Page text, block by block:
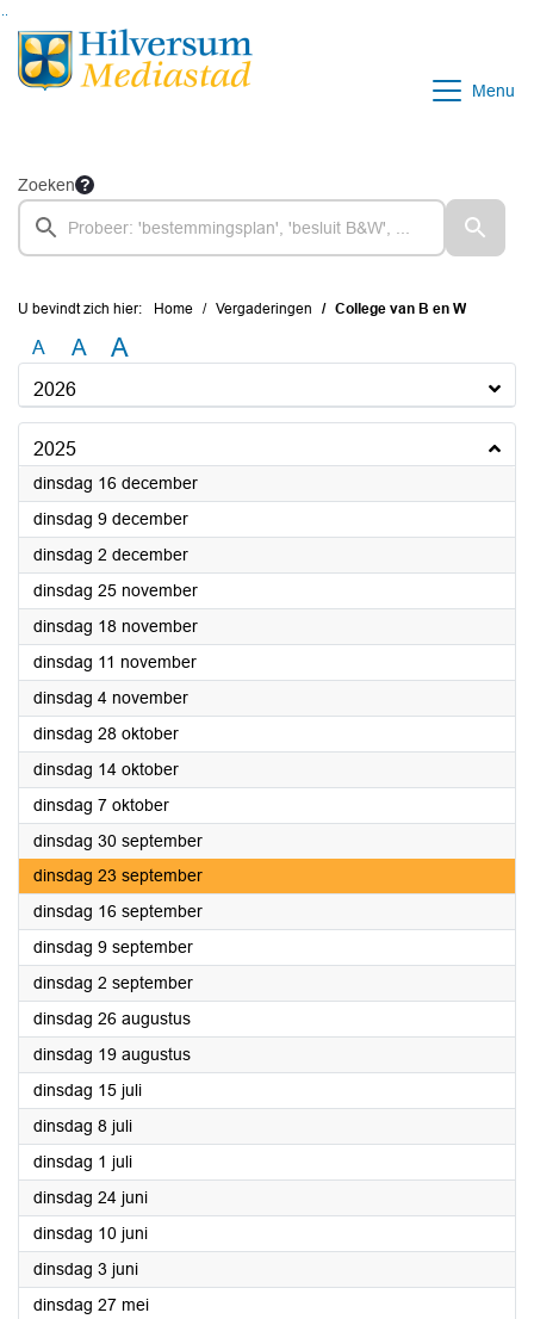
Ga naar de inhoud van deze pagina
Ga naar het zoeken
Menu
Zoeken
U bevindt zich hier: Home Vergaderingen College van B en W
A A A
2026
2025
dinsdag 16 december2025
dinsdag 9 december2025
dinsdag 2 december2025
dinsdag 25 november2025
dinsdag 18 november2025
dinsdag 11 november2025
dinsdag 4 november2025
dinsdag 28 oktober2025
dinsdag 14 oktober2025
dinsdag 7 oktober2025
dinsdag 30 september2025
dinsdag 23 september2025
dinsdag 16 september2025
dinsdag 9 september2025
dinsdag 2 september2025
dinsdag 26 augustus2025
dinsdag 19 augustus2025
dinsdag 15 juli2025
dinsdag 8 juli2025
dinsdag 1 juli2025
dinsdag 24 juni2025
dinsdag 10 juni2025
dinsdag 3 juni2025
dinsdag 27 mei2025